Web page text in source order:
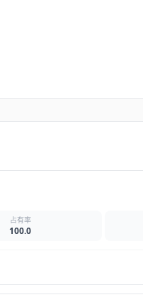
占有率
100.0